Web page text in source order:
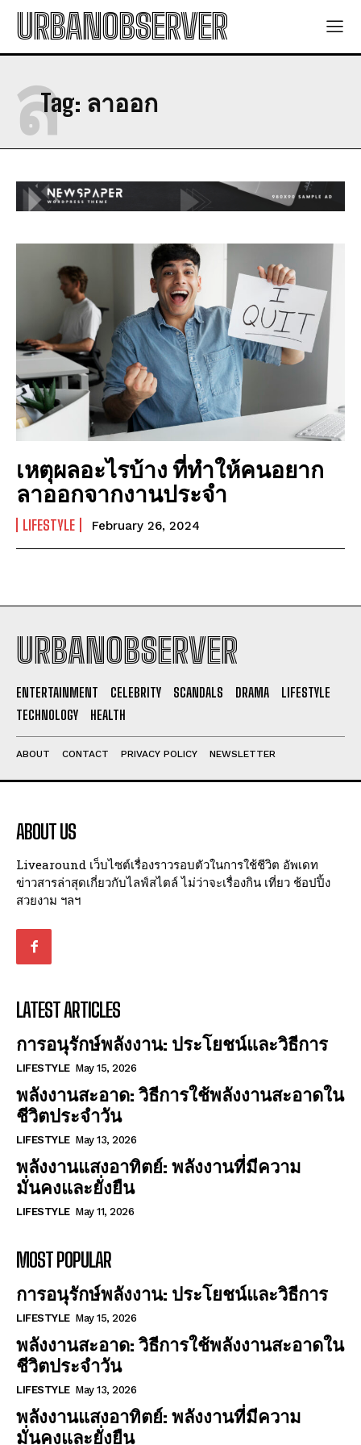
I've read and accept the
URBANOBSERVER
Tag: ลาออก
ล
เหตุผลอะไรบ้าง ที่ทำให้คนอยาก
ลาออกจากงานประจำ
LIFESTYLE February 26, 2024
URBANOBSERVER
ENTERTAINMENT CELEBRITY SCANDALS DRAMA
LIFESTYLE
TECHNOLOGY
HEALTH
ABOUT CONTACT PRIVACY POLICY NEWSLETTER
ABOUT US
Livearound เว็บไซต์เรื่องราวรอบตัวในการใช้ชีวิต อัพเดท
ข่าวสารล่าสุดเกี่ยวกับไลฟ์สไตล์ ไม่ว่าจะเรื่องกิน เที่ยว ช้อปปิ้ง
สวยงาม ฯลฯ
LATEST ARTICLES
การอนุรักษ์พลังงาน: ประโยชน์และวิธีการ
LIFESTYLE May 15, 2026
พลังงานสะอาด: วิธีการใช้พลังงานสะอาดใน
ชีวิตประจำวัน
LIFESTYLE May 13, 2026
พลังงานแสงอาทิตย์: พลังงานที่มีความ
มั่นคงและยั่งยืน
LIFESTYLE May 11, 2026
MOST POPULAR
การอนุรักษ์พลังงาน: ประโยชน์และวิธีการ
LIFESTYLE May 15, 2026
พลังงานสะอาด: วิธีการใช้พลังงานสะอาดใน
ชีวิตประจำวัน
LIFESTYLE May 13, 2026
พลังงานแสงอาทิตย์: พลังงานที่มีความ
มั่นคงและยั่งยืน